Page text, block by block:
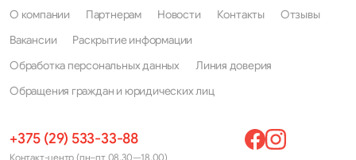
О компании Партнерам Новости Контакты
Отзывы
Вакансии
Раскрытие информации
Обработка персональных данных
Линия доверия
Обращения граждан и юридических лиц
+375 (29) 533-33-88
Контакт-центр (пн–пт 08.30—18.00)